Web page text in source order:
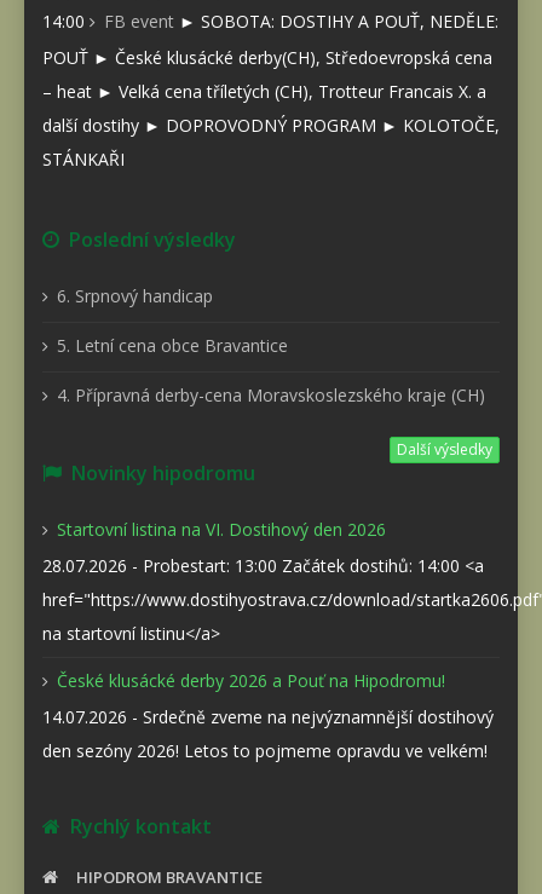
14:00
FB event ► SOBOTA: DOSTIHY A POUŤ, NEDĚLE:
POUŤ ► České klusácké derby(CH), Středoevropská cena
– heat ► Velká cena tříletých (CH), Trotteur Francais X. a
další dostihy ► DOPROVODNÝ PROGRAM ► KOLOTOČE,
STÁNKAŘI
Poslední výsledky
6. Srpnový handicap
5. Letní cena obce Bravantice
4. Přípravná derby-cena Moravskoslezského kraje (CH)
Další výsledky
Novinky hipodromu
Startovní listina na VI. Dostihový den 2026
28.07.2026 - Probestart: 13:00 Začátek dostihů: 14:00 <a
href="https://www.dostihyostrava.cz/download/
na startovní listinu</a>
České klusácké derby 2026 a Pouť na Hipodromu!
14.07.2026 - Srdečně zveme na nejvýznamnější dostihový
den sezóny 2026! Letos to pojmeme opravdu ve velkém!
Rychlý kontakt
HIPODROM BRAVANTICE